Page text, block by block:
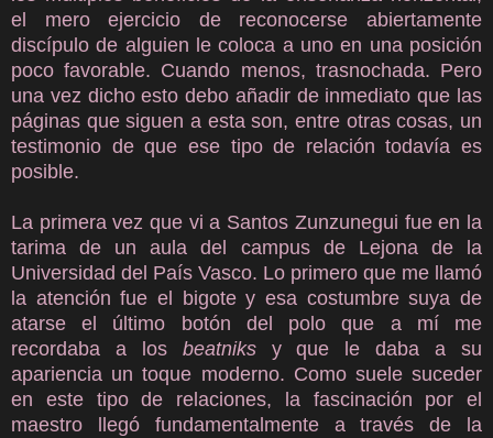
el mero ejercicio de reconocerse abiertamente
discípulo de alguien le coloca a uno en una posición
poco favorable. Cuando menos, trasnochada. Pero
una vez dicho esto debo añadir de inmediato que las
páginas que siguen a esta son, entre otras cosas, un
testimonio de que ese tipo de relación todavía es
posible.
La primera vez que vi a Santos Zunzunegui fue en la
tarima de un aula del campus de Lejona de la
Universidad del País Vasco. Lo primero que me llamó
la atención fue el bigote y esa costumbre suya de
atarse el último botón del polo que a mí me
recordaba a los beatniksy que le daba a su
apariencia un toque moderno. Como suele suceder
en este tipo de relaciones, la fascinación por el
maestro llegó fundamentalmente a través de la